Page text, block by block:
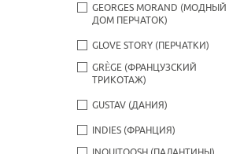
GEORGES MORAND (МОДНЫЙ
ДОМ ПЕРЧАТОК)
GLOVE STORY (ПЕРЧАТКИ)
GRÈGE (ФРАНЦУЗСКИЙ
ТРИКОТАЖ)
GUSTAV (ДАНИЯ)
INDIES (ФРАНЦИЯ)